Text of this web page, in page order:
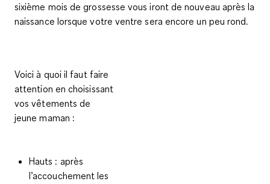
sixième mois de grossesse vous iront de nouveau après la
naissance lorsque votre ventre sera encore un peu rond.
Voici à quoi il faut faire
attention en choisissant
vos vêtements de
jeune maman :
Hauts : après
l’accouchement les